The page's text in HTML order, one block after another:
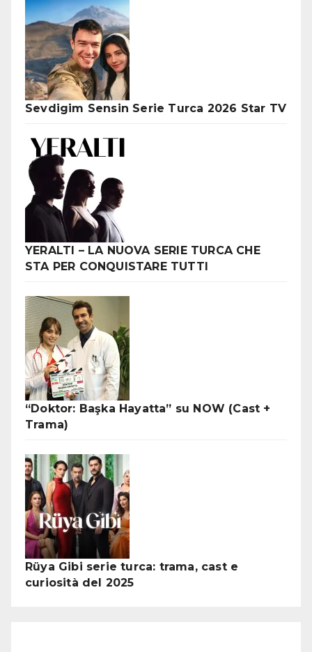
Sevdigim Sensin Serie Turca 2026 Star TV
YERALTI – LA NUOVA SERIE TURCA CHE
STA PER CONQUISTARE TUTTI
“Doktor: Başka Hayatta” su NOW (Cast +
Trama)
Rüya Gibi serie turca: trama, cast e
curiosità del 2025